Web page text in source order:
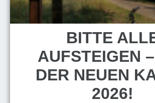
BITTE
AUFSTEIGEN
DER NEUEN
2026!